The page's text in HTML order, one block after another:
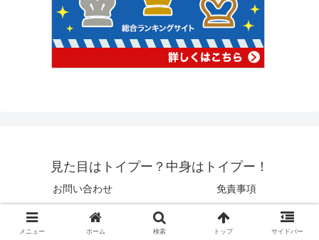
見た目はトイプー？中身はトイプー！
お問い合わせ 免責事項
© 2025 見た目はトイプー？中身はトイプー！.
メニュー ホーム 検索 トップ サイドバー